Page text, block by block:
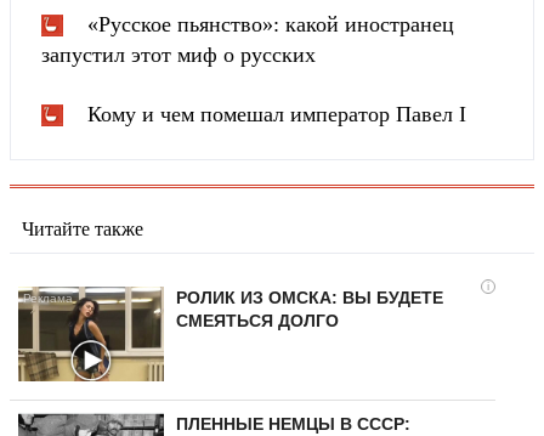
«Русское пьянство»: какой иностранец
запустил этот миф о русских
Кому и чем помешал император Павел I
Читайте также
i
РОЛИК ИЗ ОМСКА: ВЫ БУДЕТЕ
СМЕЯТЬСЯ ДОЛГО
ПЛЕННЫЕ НЕМЦЫ В СССР: